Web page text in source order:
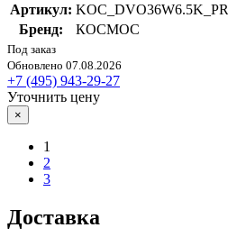
Артикул: KOC_DVO36W6.5K_PR
Бренд:
КОСМОС
Под заказ
Обновлено 07.08.2026
+7 (495) 943-29-27
Уточнить цену
×
1
2
3
Доставка